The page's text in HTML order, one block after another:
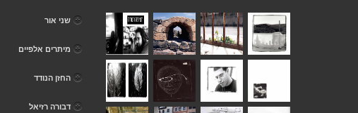
שני אור
מיתרים אלפיים
החזן הנודד
דבורה רזיאל